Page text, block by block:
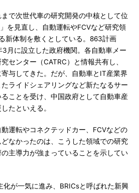
で次世代車の研究開発の中核として位
を見直し、自動運転やFCVなど研究領
新体制を敷くとしている。863計画
3月に設立した政府機関。各自動車メー
センター（CATRC）と情報共有し、
与してきた。だが、自動車とIT産業界
ライドシェアリングなど新たなるサー
ことを受け、中国政府として自動車産
たといえる。
運転やコネクテッドカー、FCVなどの
なかったのは、こうした領域での研究
主導力が強まっていることを示してい
が一気に進み、BRICsと呼ばれた新興